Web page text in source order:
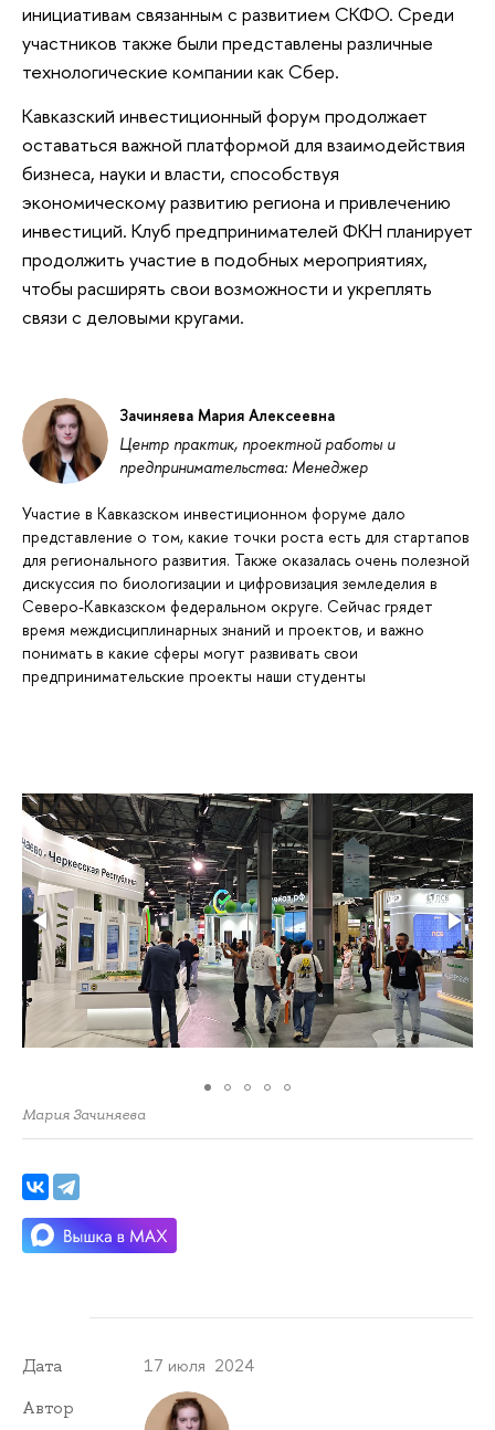
инициативам связанным с развитием СКФО. Среди
участников также были представлены различные
технологические компании как Сбер.
Кавказский инвестиционный форум продолжает
оставаться важной платформой для взаимодействия
бизнеса, науки и власти, способствуя
экономическому развитию региона и привлечению
инвестиций. Клуб предпринимателей ФКН планирует
продолжить участие в подобных мероприятиях,
чтобы расширять свои возможности и укреплять
связи с деловыми кругами.
Зачиняева Мария Алексеевна
Центр практик, проектной работы и
предпринимательства: Менеджер
Участие в Кавказском инвестиционном форуме дало
представление о том, какие точки роста есть для стартапов
для регионального развития. Также оказалась очень полезной
дискуссия по биологизации и цифровизация земледелия в
Северо-Кавказском федеральном округе. Сейчас грядет
время междисциплинарных знаний и проектов, и важно
понимать в какие сферы могут развивать свои
предпринимательские проекты наши студенты
Мария Зачиняева
Дата 17 июля 2024
Автор